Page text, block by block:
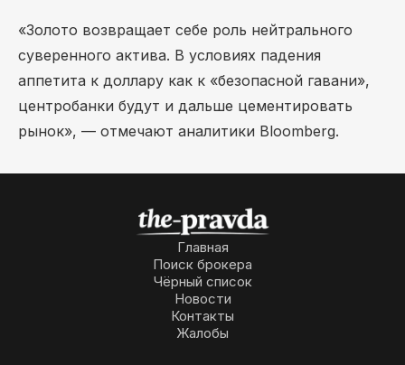
«Золото возвращает себе роль нейтрального
суверенного актива. В условиях падения
аппетита к доллару как к «безопасной гавани»,
центробанки будут и дальше цементировать
рынок», — отмечают аналитики Bloomberg.
Главная
Поиск брокера
Чёрный список
Новости
Контакты
Жалобы